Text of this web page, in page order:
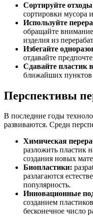
Сортируйте
сортировки мусора
Используйте
обращайте
изделия из
Избегайте
отдавайте
Сдавайте пластик
ближайших пунктов
Перспективы
В последние годы
развиваются. Среди
Химическая
разложить пластик
создания новых
Биопластики:
разлагаются
популярность.
Инновационные
созданием
бесконечное число